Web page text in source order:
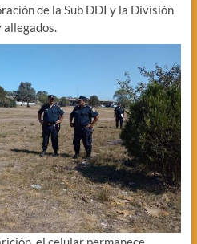
de la Sub DDI y la División